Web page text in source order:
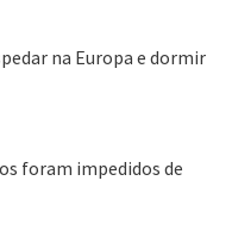
na Europa e dormir
foram impedidos de